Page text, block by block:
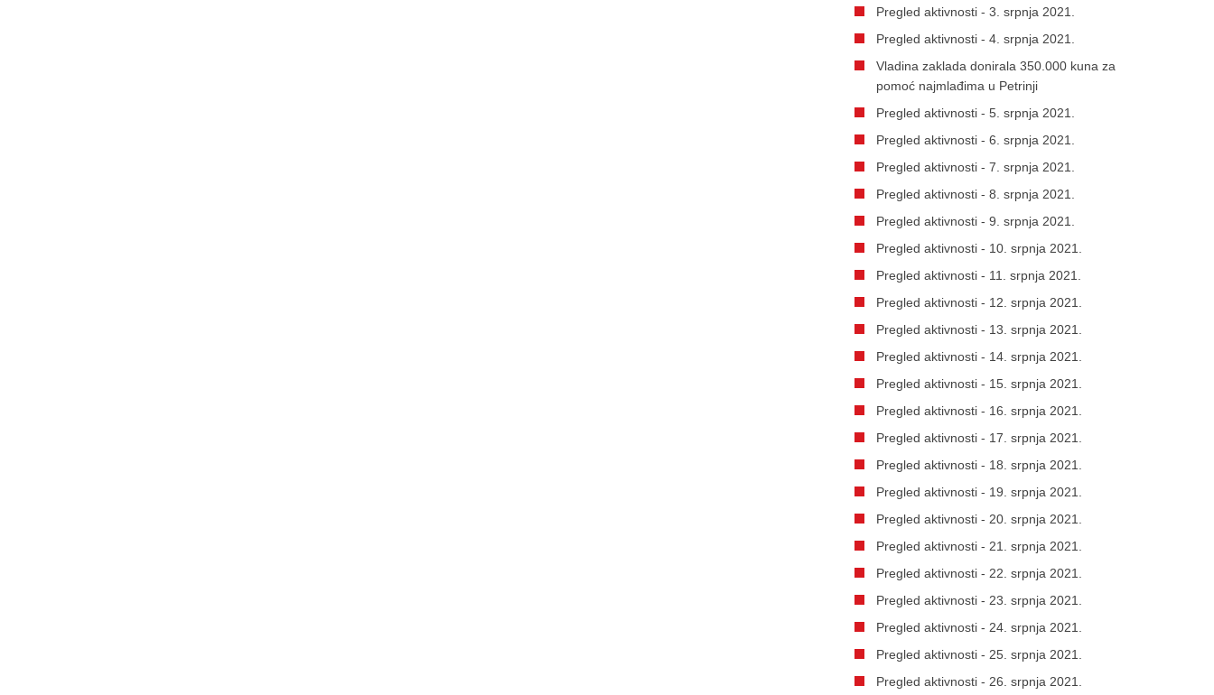
Pregled aktivnosti - 3. srpnja 2021.
Pregled aktivnosti - 4. srpnja 2021.
Vladina zaklada donirala 350.000 kuna za
pomoć najmlađima u Petrinji
Pregled aktivnosti - 5. srpnja 2021.
Pregled aktivnosti - 6. srpnja 2021.
Pregled aktivnosti - 7. srpnja 2021.
Pregled aktivnosti - 8. srpnja 2021.
Pregled aktivnosti - 9. srpnja 2021.
Pregled aktivnosti - 10. srpnja 2021.
Pregled aktivnosti - 11. srpnja 2021.
Pregled aktivnosti - 12. srpnja 2021.
Pregled aktivnosti - 13. srpnja 2021.
Pregled aktivnosti - 14. srpnja 2021.
Pregled aktivnosti - 15. srpnja 2021.
Pregled aktivnosti - 16. srpnja 2021.
Pregled aktivnosti - 17. srpnja 2021.
Pregled aktivnosti - 18. srpnja 2021.
Pregled aktivnosti - 19. srpnja 2021.
Pregled aktivnosti - 20. srpnja 2021.
Pregled aktivnosti - 21. srpnja 2021.
Pregled aktivnosti - 22. srpnja 2021.
Pregled aktivnosti - 23. srpnja 2021.
Pregled aktivnosti - 24. srpnja 2021.
Pregled aktivnosti - 25. srpnja 2021.
Pregled aktivnosti - 26. srpnja 2021.